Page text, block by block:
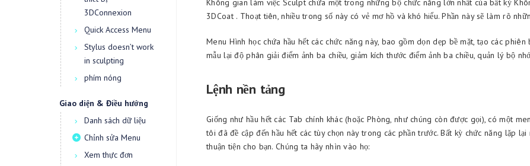
3DConnexion
Quick Access Menu
Stylus doesn’t work
in sculpting
phím nóng
Giao diện & Điều hướng
Danh sách dữ liệu
Chỉnh sửa Menu
Xem thực đơn
Không gian làm việc Sculpt chứa một trong những bộ chức năng lớn nhất của bất kỳ
3DCoat . Thoạt tiên, nhiều trong số này có vẻ mơ hồ và khó hiểu. Phần này sẽ làm rõ
Menu Hình học chứa hầu hết các chức năng này, bao gồm dọn dẹp bề mặt, tạo các phiên
mẫu lại độ phân giải điểm ảnh ba chiều, giảm kích thước điểm ảnh ba chiều, quản lý bộ
Lệnh nền tảng
Giống như hầu hết các Tab chính khác (hoặc Phòng, như chúng còn được gọi), có một
tôi đã đề cập đến hầu hết các tùy chọn này trong các phần trước. Bất kỳ chức năng lặp
thuận tiện cho bạn. Chúng ta hãy nhìn vào họ: